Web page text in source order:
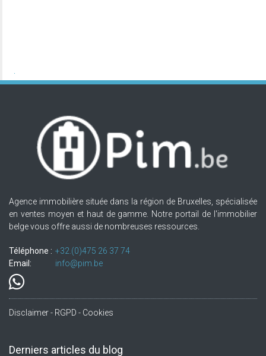
Agence immobilière située dans la région de Bruxelles, spécialisée
en ventes moyen et haut de gamme. Notre portail de l'immobilier
belge vous offre aussi de nombreuses ressources.
Téléphone : +32.(0)475 26 37 74
Email:
info@pim.be
Disclaimer - RGPD - Cookies
Derniers articles du blog